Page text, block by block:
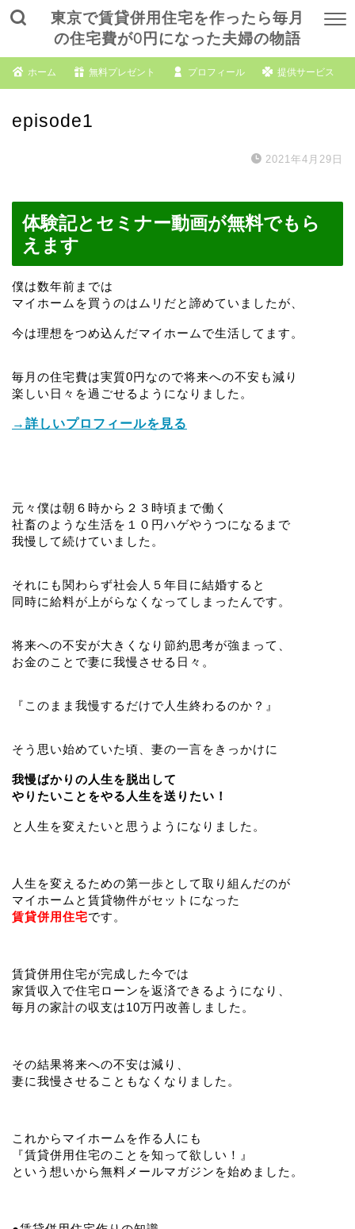
東京で賃貸併用住宅を作ったら毎月
の住宅費が0円になった夫婦の物語
ホーム 無料プレゼント プロフィール 提供サービス
episode1
2021年4月29日
体験記とセミナー動画が無料でもら
えます
僕は数年前までは
マイホームを買うのはムリだと諦めていましたが、
今は理想をつめ込んだマイホームで生活してます。
毎月の住宅費は実質0円なので将来への不安も減り
楽しい日々を過ごせるようになりました。
→詳しいプロフィールを見る
元々僕は朝６時から２３時頃まで働く
社畜のような生活を１０円ハゲやうつになるまで
我慢して続けていました。
それにも関わらず社会人５年目に結婚すると
同時に給料が上がらなくなってしまったんです。
将来への不安が大きくなり節約思考が強まって、
お金のことで妻に我慢させる日々。
『このまま我慢するだけで人生終わるのか？』
そう思い始めていた頃、妻の一言をきっかけに
我慢ばかりの人生を脱出して
やりたいことをやる人生を送りたい！
と人生を変えたいと思うようになりました。
人生を変えるための第一歩として取り組んだのが
マイホームと賃貸物件がセットになった
賃貸併用住宅です。
賃貸併用住宅が完成した今では
家賃収入で住宅ローンを返済できるようになり、
毎月の家計の収支は10万円改善しました。
その結果将来への不安は減り、
妻に我慢させることもなくなりました。
これからマイホームを作る人にも
『賃貸併用住宅のことを知って欲しい！』
という想いから無料メールマガジンを始めました。